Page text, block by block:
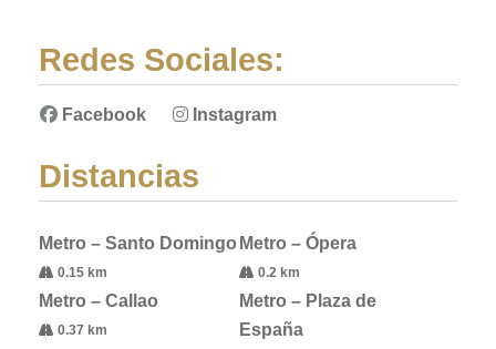
Redes Sociales:
Facebook Instagram
Distancias
Metro – Santo Domingo
0.15 km
Metro – Ópera
0.2 km
Metro – Callao
0.37 km
Metro – Plaza de
España